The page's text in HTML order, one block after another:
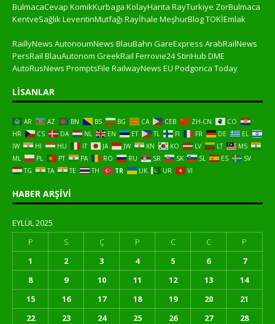
BulmacaCevap KomikKurbaga KolayHarita RayTurkiye ZorBulmaca
KentveSağlıkLeventinMutfağı Rayİhale MeşhurBlogTOKİEmlak
RaillyNews AutonoumNews BlauBahn GareExpress ArabRailNews
PersRail BlauAutonom GreekRail Ferrovie24 StiriHub DME
AutoRusNews PromptsFile RailwayNews EU Podgorica Today
LISANLAR
AR AZ BN BS BG CA CEB ZH-CN
CO
HR
CS DA NL EN ET TL FI FR DE
EL
IW
HI HU IT JA JW KN KO LV LT
MS
ML
PL PT PA RO RU SR SK SL ES
SV
TG
TA TE TH TR UK UR VI
HABER ARŞIVI
EYLÜL 2025
P
S Ç P C C
P
1
2 3 4 5 6
7
8
9 10 11 12 13
14
15
16 17 18 19 20
21
22
23 24 25 26 27 28